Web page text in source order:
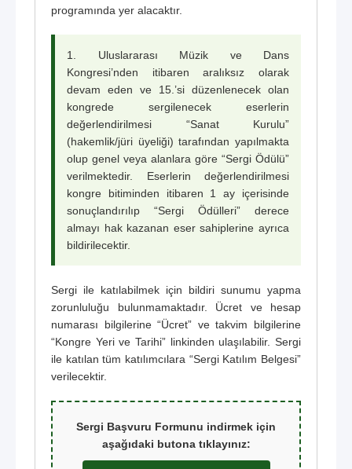
programında yer alacaktır.
1. Uluslararası Müzik ve Dans
Kongresi’nden itibaren aralıksız olarak
devam eden ve 15.’si düzenlenecek olan
kongrede sergilenecek eserlerin
değerlendirilmesi “Sanat Kurulu”
(hakemlik/jüri üyeliği) tarafından yapılmakta
olup genel veya alanlara göre “Sergi Ödülü”
verilmektedir. Eserlerin değerlendirilmesi
kongre bitiminden itibaren 1 ay içerisinde
sonuçlandırılıp “Sergi Ödülleri” derece
almayı hak kazanan eser sahiplerine ayrıca
bildirilecektir.
Sergi ile katılabilmek için bildiri sunumu yapma
zorunluluğu bulunmamaktadır. Ücret ve hesap
numarası bilgilerine “Ücret” ve takvim bilgilerine
“Kongre Yeri ve Tarihi” linkinden ulaşılabilir. Sergi
ile katılan tüm katılımcılara “Sergi Katılım Belgesi”
verilecektir.
Sergi Başvuru Formunu indirmek için
aşağıdaki butona tıklayınız: